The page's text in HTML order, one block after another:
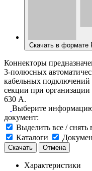
Скачать в формате
Коннекторы
3-полюсных
кабельных
секции при
630 А.
Выберите
документ:
Выделить все / снять
Каталоги
Скачать Отмена
Характеристики